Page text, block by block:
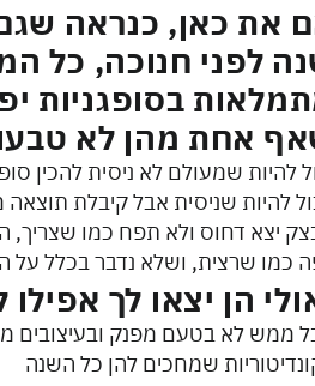
את כאן, כנראה
לפני חנוכה, כל
בסופגניות
אחת מהן לא
להיות שמעולם לא ניסית להכין
להיות שניסית אבל קיבלת
יצא דחוס ולא תפח כמו שצריך,
כמו שרצית, ושלא נדבר בכלל על
הן יצאו לך
ממש לא בטעם מפנק ובעיצובים
שמחכים להן כל השנה